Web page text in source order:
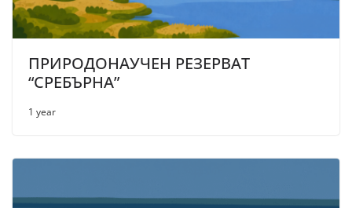
ПРИРОДОНАУЧЕН РЕЗЕРВАТ
“СРЕБЪРНА”
1 year